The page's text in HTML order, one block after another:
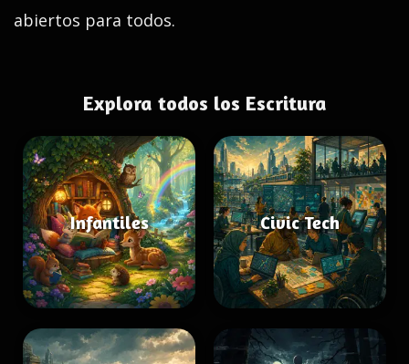
abiertos para todos.
Explora todos los Escritura
Infantiles Civic Tech